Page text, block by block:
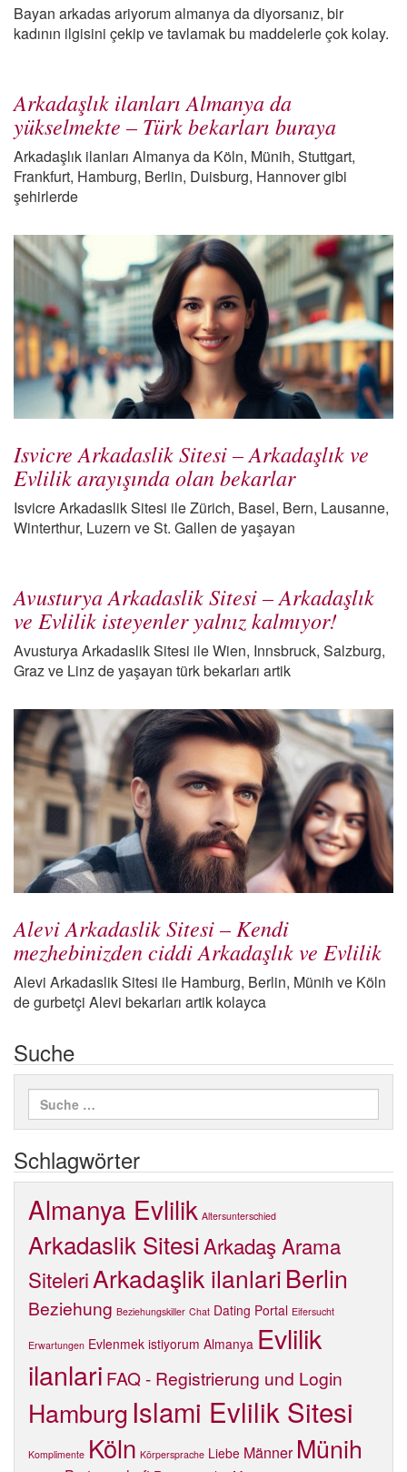
Bayan arkadas ariyorum almanya da diyorsanız, bir
kadının ilgisini çekip ve tavlamak bu maddelerle çok kolay.
Arkadaşlık ilanları Almanya da
yükselmekte – Türk bekarları buraya
Arkadaşlık ilanları Almanya da Köln, Münih, Stuttgart,
Frankfurt, Hamburg, Berlin, Duisburg, Hannover gibi
şehirlerde
Isvicre Arkadaslik Sitesi – Arkadaşlık ve
Evlilik arayışında olan bekarlar
Isvicre Arkadaslik Sitesi ile Zürich, Basel, Bern, Lausanne,
Winterthur, Luzern ve St. Gallen de yaşayan
Avusturya Arkadaslik Sitesi – Arkadaşlık
ve Evlilik isteyenler yalnız kalmıyor!
Avusturya Arkadaslik Sitesi ile Wien, Innsbruck, Salzburg,
Graz ve Linz de yaşayan türk bekarları artik
Alevi Arkadaslik Sitesi – Kendi
mezhebinizden ciddi Arkadaşlık ve Evlilik
Alevi Arkadaslik Sitesi ile Hamburg, Berlin, Münih ve Köln
de gurbetçi Alevi bekarları artik kolayca
Suche
Schlagwörter
Almanya Evlilik Altersunterschied
Arkadaslik SitesiArkadaş Arama
SiteleriArkadaşlik ilanlariBerlin
Beziehung Beziehungskiller Chat Dating Portal Eifersucht
Erwartungen Evlenmek istiyorum Almanya Evlilik
ilanlari FAQ - Registrierung und Login
Hamburg Islami Evlilik Sitesi
Komplimente Köln Körpersprache Liebe Männer Münih